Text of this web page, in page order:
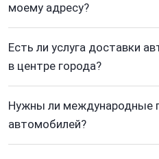
моему адресу?
Есть ли услуга доставки
в центре города?
Нужны ли международные
автомобилей?